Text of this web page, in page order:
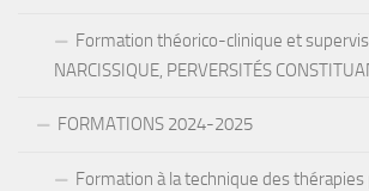
Formation théorico-clinique et
NARCISSIQUE, PERVERSITÉS
FORMATIONS 2024-2025
Formation à la technique des